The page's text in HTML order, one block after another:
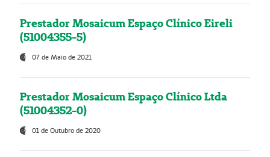
Prestador Mosaicum Espaço Clínico Eireli
(51004355-5)
07 de Maio de 2021
Prestador Mosaicum Espaço Clínico Ltda
(51004352-0)
01 de Outubro de 2020